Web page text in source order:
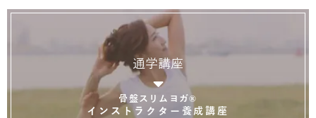
通学講座
骨盤スリムヨガ®
インストラクター養成講座